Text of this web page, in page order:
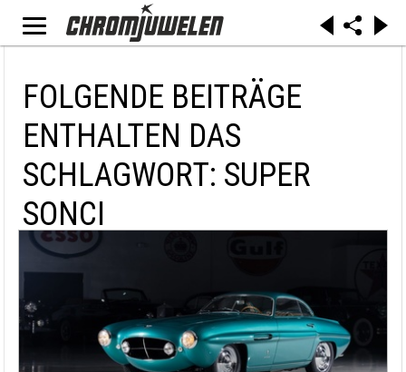
FOLGENDE BEITRÄGE
ENTHALTEN DAS
SCHLAGWORT: SUPER
SONCI